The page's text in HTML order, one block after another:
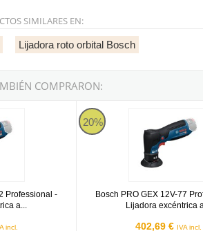
SIMILARES EN:
Lijadora roto orbital Bosch
COMPRARON:
Professional -
a...
incl.
Professional - Lijadora excéntrica a batería
20%
Bosch PRO GEX 12V-77
Lijadora excéntrica
402,69 € IVA incl.
Bosch PRO GEX 12V-77